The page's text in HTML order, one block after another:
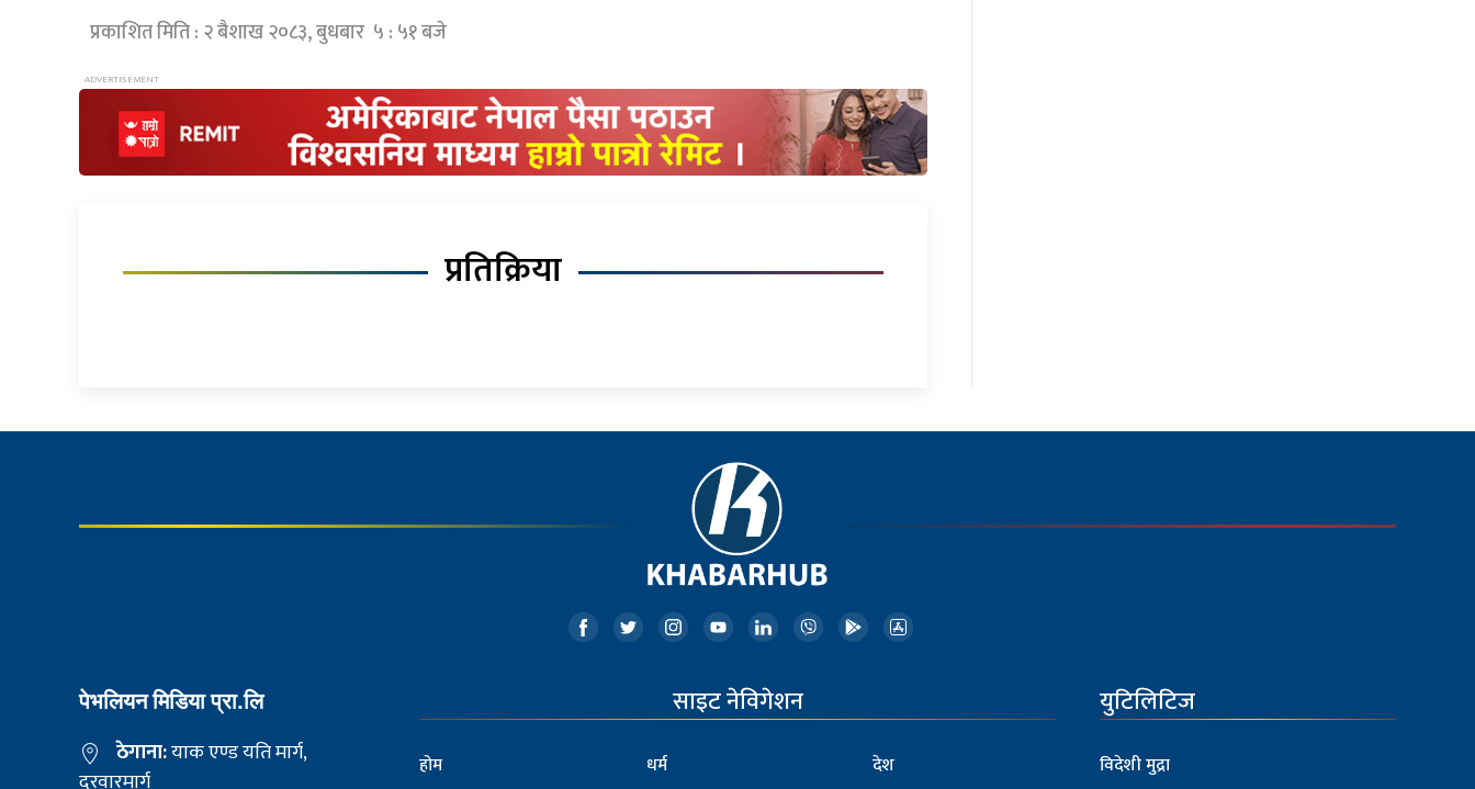
प्रकाशित मिति : २ बैशाख २०८३, बुधबार ५ : ५१ बजे
प्रतिक्रिया
पेभलियन मिडिया प्रा.लि
ठेगाना:याक एण्ड यति मार्ग,
साइट नेविगेशन
होम
धर्म
देश
युटिलिटिज
विदेशी मुद्रा